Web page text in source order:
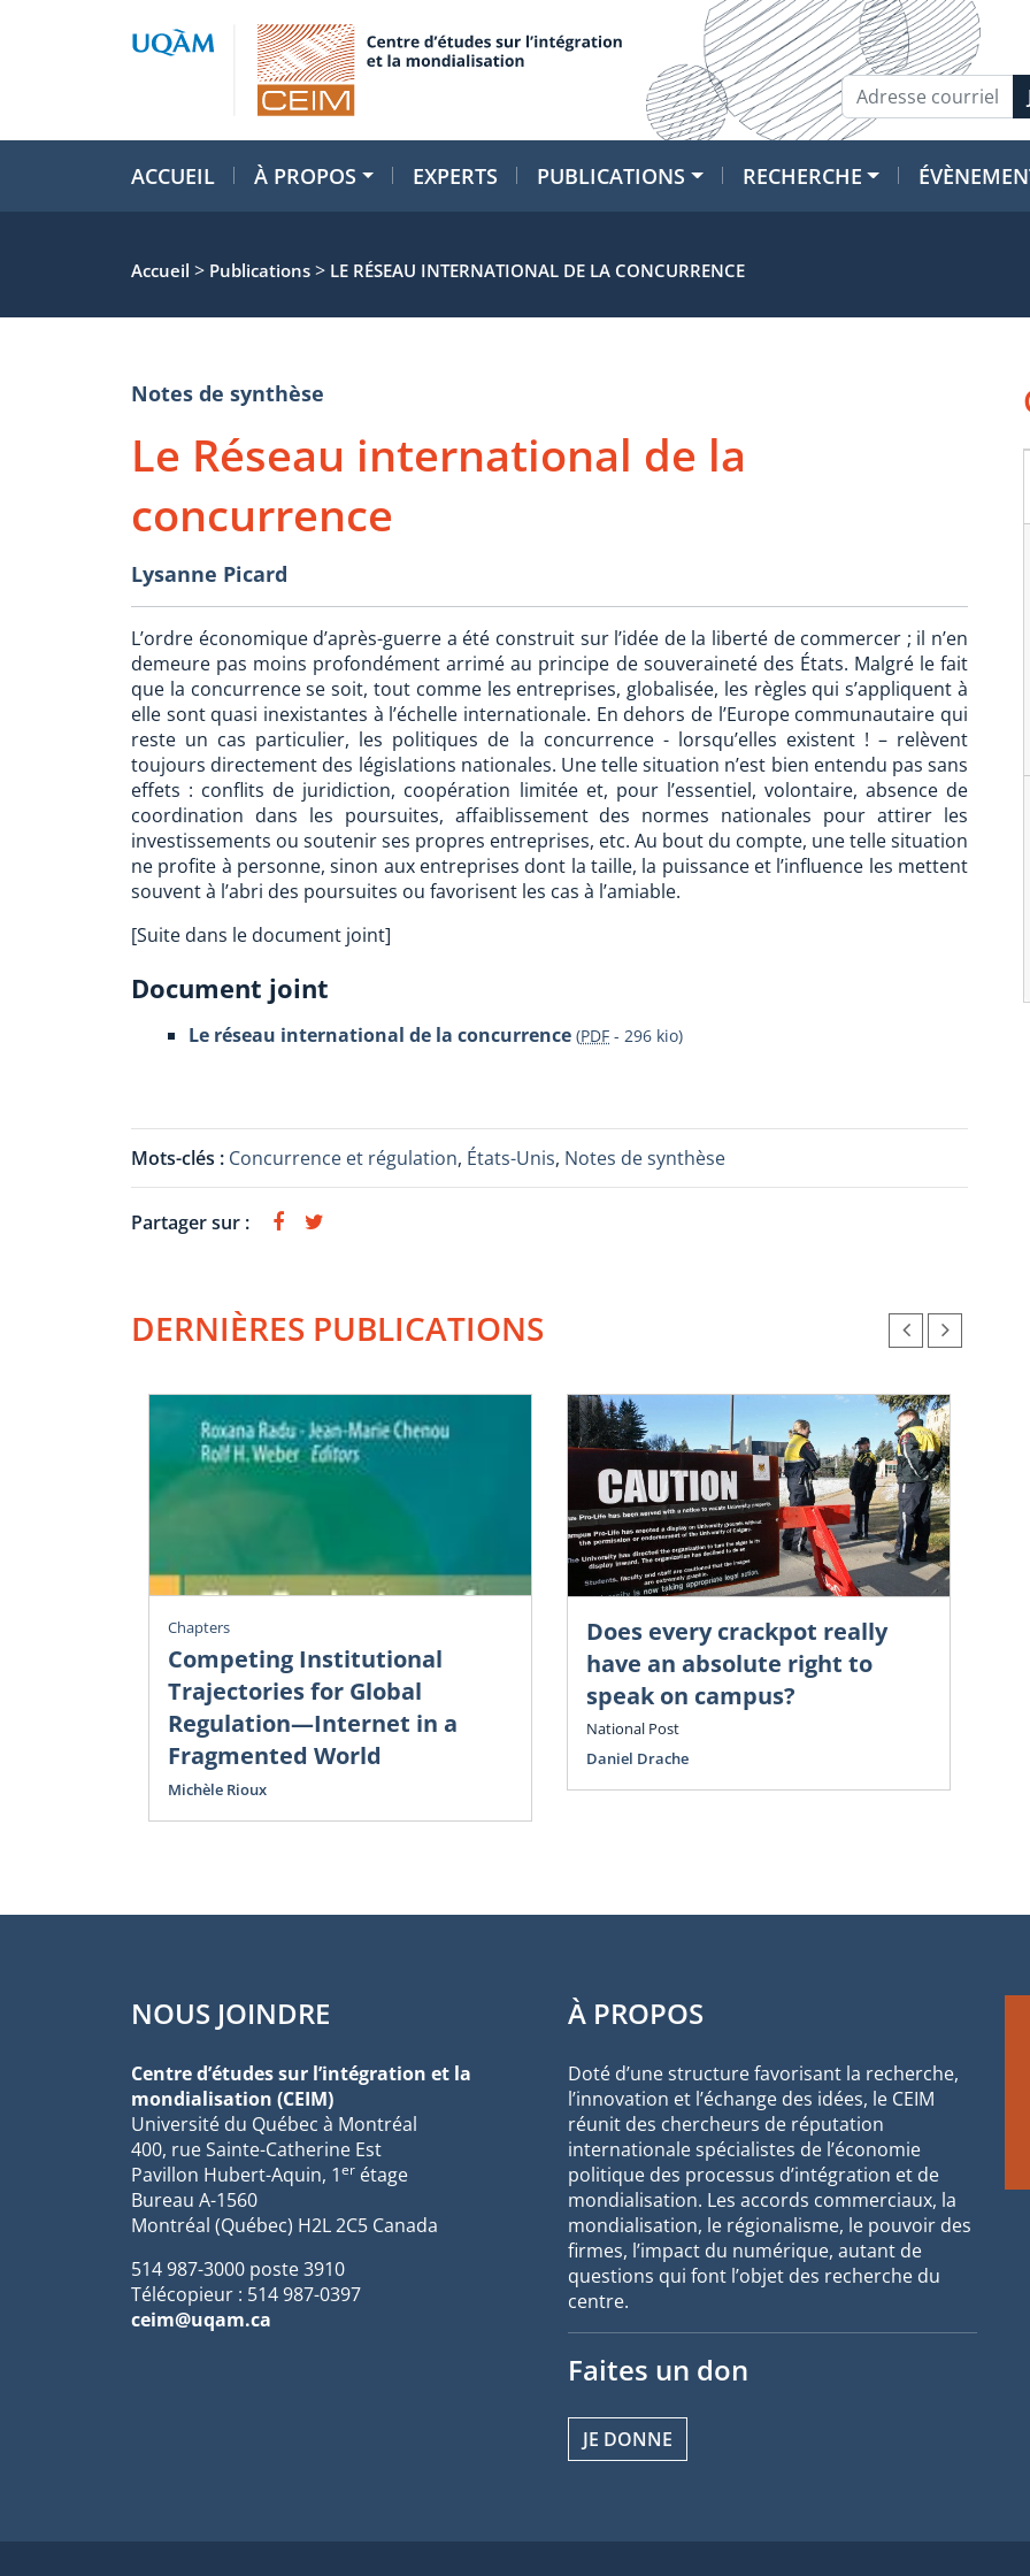
ACCUEIL À PROPOS EXPERTS PUBLICATIONS RECHERCHE
Accueil > Publications > LE RÉSEAU INTERNATIONAL DE LA CONCURRENCE
Notes de synthèse
Le Réseau international de la
concurrence
Lysanne Picard
L’ordre économique d’après-guerre a été construit sur l’idée de la liberté de commercer ; il n’en
demeure pas moins profondément arrimé au principe de souveraineté des États. Malgré le fait
que la concurrence se soit, tout comme les entreprises, globalisée, les règles qui s’appliquent à
elle sont quasi inexistantes à l’échelle internationale. En dehors de l’Europe communautaire qui
reste un cas particulier, les politiques de la concurrence - lorsqu’elles existent ! – relèvent
toujours directement des législations nationales. Une telle situation n’est bien entendu pas sans
effets : conflits de juridiction, coopération limitée et, pour l’essentiel, volontaire, absence de
coordination dans les poursuites, affaiblissement des normes nationales pour attirer les
investissements ou soutenir ses propres entreprises, etc. Au bout du compte, une telle situation
ne profite à personne, sinon aux entreprises dont la taille, la puissance et l’influence les mettent
souvent à l’abri des poursuites ou favorisent les cas à l’amiable.
[Suite dans le document joint]
Document joint
Le réseau international de la concurrence (PDF - 296 kio)
Mots-clés : Concurrence et régulation, États-Unis, Notes de synthèse
Partager sur :
DERNIÈRES PUBLICATIONS
Chapters
Competing Institutional
Trajectories for Global
Regulation—Internet in a
Fragmented World
Michèle Rioux
Does every crackpot really
have an absolute right to
speak on campus?
National Post
Daniel Drache
NOUS JOINDRE
Centre d’études sur l’intégration et la
mondialisation (CEIM)
Université du Québec à Montréal
400, rue Sainte-Catherine Est
Pavillon Hubert-Aquin, 1er étage
Bureau A-1560
Montréal (Québec) H2L 2C5 Canada
514 987-3000 poste 3910
Télécopieur : 514 987-0397
ceim@uqam.ca
À PROPOS
Doté d’une structure favorisant la recherche,
l’innovation et l’échange des idées, le CEIM
réunit des chercheurs de réputation
internationale spécialistes de l’économie
politique des processus d’intégration et de
mondialisation. Les accords commerciaux, la
mondialisation, le régionalisme, le pouvoir des
firmes, l’impact du numérique, autant de
questions qui font l’objet des recherche du
centre.
Faites un don
JE DONNE